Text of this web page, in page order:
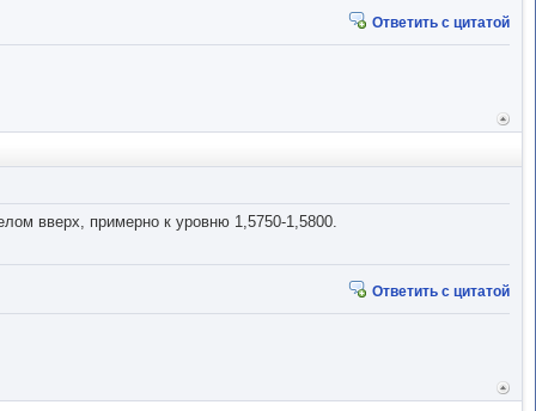
Ответить с цитатой
к
вверх, примерно к уровню 1,5750-1,5800.
Ответить с цитатой
к